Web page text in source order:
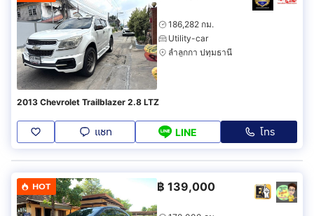
186,282 กม.
Utility-car
ลำลูกกา ปทุมธานี
2013 Chevrolet Trailblazer 2.8 LTZ
แชท LINE โทร
HOT ฿ 139,000